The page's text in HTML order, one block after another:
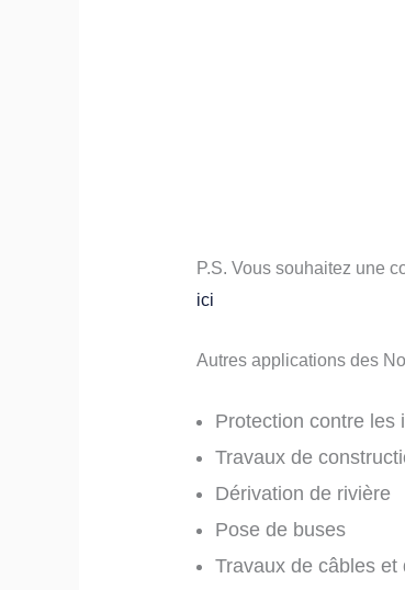
P.S. Vous souhaitez une
ici
Autres applications des
Protection contre les
Travaux de
Dérivation de rivière
Pose de buses
Travaux de câbles et